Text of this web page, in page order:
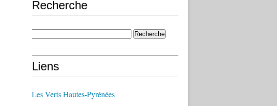
Recherche
Liens
Les Verts Hautes-Pyrénées